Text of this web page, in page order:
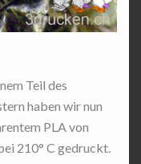
Teil des
haben wir nun
PLA von
210° C gedruckt.